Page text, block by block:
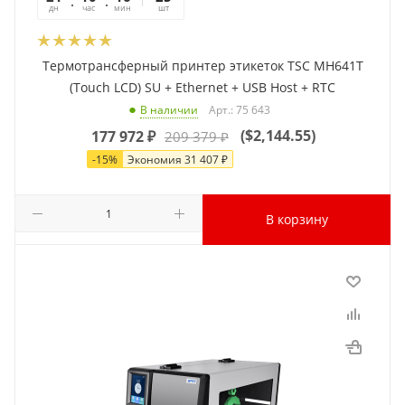
дн час мин секшт
Термотрансферный принтер этикеток TSC MH641T
(Touch LCD) SU + Ethernet + USB Host + RTC
В наличии Арт.: 75 643
177 972₽ 209 379₽
-15% Экономия 31 407₽
($2,144.55)
В корзину